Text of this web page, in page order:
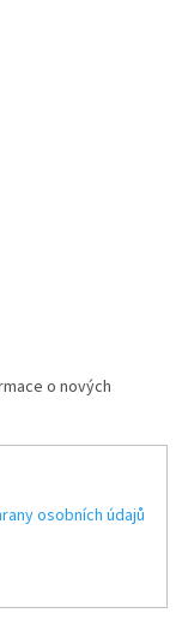
o nových
osobních údajů